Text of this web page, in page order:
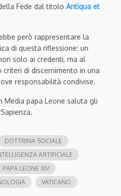
Fede dal titolo Antiqua et
però rappresentare la
di questa riflessione: un
solo ai credenti, ma al
di discernimento in una
responsabilità condivise.
papa Leone saluta gli
DOTTRINA SOCIALE
ARTIFICIALE
PAPA LEONE XIV
VATICANO